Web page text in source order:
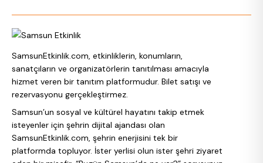
SamsunEtkinlik.com, etkinliklerin, konumların,
sanatçıların ve organizatörlerin tanıtılması amacıyla
hizmet veren bir tanıtım platformudur. Bilet satışı ve
rezervasyonu gerçekleştirmez.
Samsun’un sosyal ve kültürel hayatını takip etmek
isteyenler için şehrin dijital ajandası olan
SamsunEtkinlik.com, şehrin enerjisini tek bir
platformda topluyor. İster yerlisi olun ister şehri ziyaret